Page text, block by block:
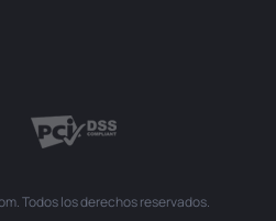
Todos los derechos reservados.